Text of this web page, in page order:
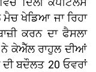
ਮੈਚ ਖੇਡਿਆ ਜਾ ਰਿਹਾ
ਕਰਨ ਦਾ ਫੈਸਲਾ
ਨੇ ਕੇਐੱਲ ਰਾਹੁਲ ਦੀਆਂ
ਦੀ ਬਦੌਲਤ 20 ਓਵਰਾਂ